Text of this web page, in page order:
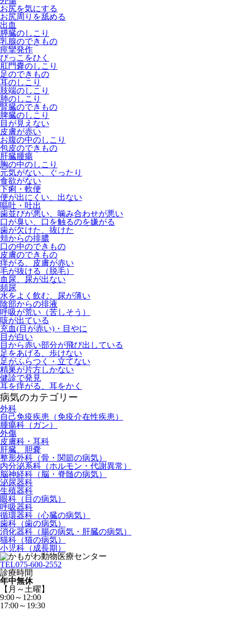
お尻を気にする
お尻周りを舐める
出血
膵臓のしこり
乳腺のできもの
痙攣発作
びっこをひく
肛門嚢のしこり
足のできもの
耳のしこり
肢端のしこり
肺のしこり
腎臓のできもの
脾臓のしこり
目が見えない
皮膚が赤い
お腹の中のしこり
包皮のできもの
肝臓腫瘍
胸の中のしこり
元気がない、ぐったり
食欲がない
下痢・軟便
便が出にくい、出ない
嘔吐・吐出
歯並びが悪い、噛み合わせが悪い
口が臭い、口を触るのを嫌がる
歯が欠けた、抜けた
頬からの排膿
口の中のできもの
皮膚のできもの
痒がる、皮膚が赤い
毛が抜ける（脱毛）
血尿、尿が出ない
頻尿
水をよく飲む、尿が薄い
陰部からの排液
呼吸が荒い（苦しそう）
咳が出ている
充血(目が赤い)・目やに
目が白い
目から赤い部分が飛び出している
足をあげる、歩けない
足がふらつく・立てない
精巣が片方しかない
健診で発見
耳を痒がる、耳をかく
病気のカテゴリー
外科
自己免疫疾患（免疫介在性疾患）
腫瘍科（ガン）
外傷
皮膚科・耳科
肝臓、胆嚢
整形外科（骨・関節の病気）
内分泌系科（ホルモン・代謝異常）
脳神経科（脳・脊髄の病気）
泌尿器科
生殖器科
眼科（目の病気）
呼吸器科
循環器科（心臓の病気）
歯科（歯の病気）
消化器科（腸の病気・肝臓の病気）
猫科（猫の病気）
小児科（成長期）
TEL075-600-2552
診療時間
年中無休
【月～土曜】
9:00～12:00
17:00～19:30